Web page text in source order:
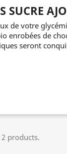
SUCRE
de votre
enrobées de
seront
products.